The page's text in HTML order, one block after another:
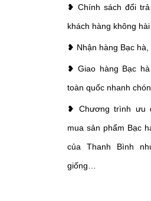
❥ Chính sách đổi
khách hàng không
❥ Nhận hàng Bạc hà,
❥ Giao hàng Bạc
toàn quốc nhanh
❥ Chương trình ưu
mua sản phẩm Bạc
của Thanh Bình
giống…